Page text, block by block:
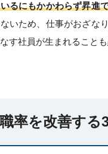
るにもかかわらず昇進
いため、仕事がおざな
す社員が生まれることも
率を改善する